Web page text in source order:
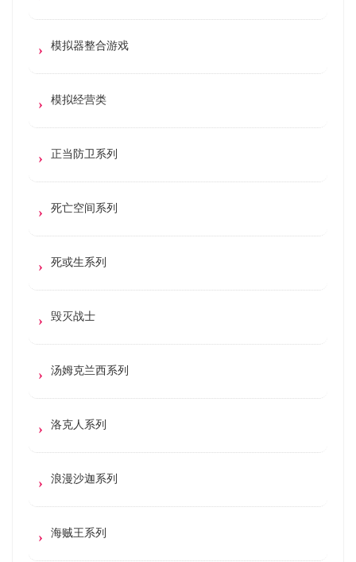
模拟器整合游戏
模拟经营类
正当防卫系列
死亡空间系列
死或生系列
毁灭战士
汤姆克兰西系列
洛克人系列
浪漫沙迦系列
海贼王系列